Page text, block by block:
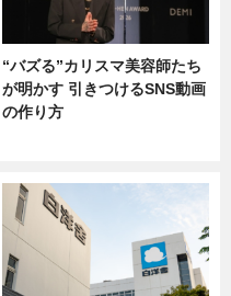
“バズる”カリスマ美容師たち
が明かす 引きつけるSNS動画
の作り方